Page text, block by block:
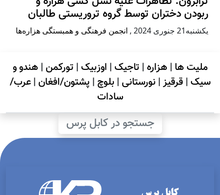
ربودن دختران توسط گروه تروریستی طالبان
يكشنبه21 جنوری 2024 , انجمن فرهنگی و همبستگی هزاره‌ها
ملیت ها | هزاره| تاجیک| اوزبیک| تورکمن| هندو و
سیک| قرقیز| نورستانی| بلوچ | پشتون/افغان|عرب/
سادات
جستجو در کابل پرس